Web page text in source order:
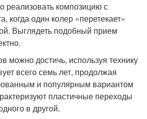
реализовать композицию с
когда один колер «перетекает»
Выглядеть подобный прием
можно достичь, используя технику
всего семь лет, продолжая
и популярным вариантом
пластичные переходы
в другой.